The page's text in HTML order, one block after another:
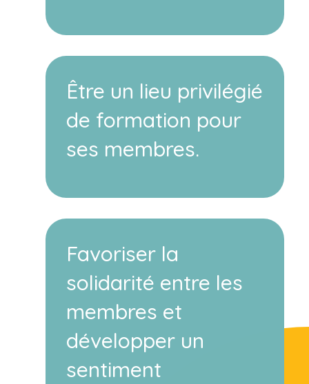
Être un lieu privilégié
de formation pour
ses membres.
Favoriser la
solidarité entre les
membres et
développer un
sentiment